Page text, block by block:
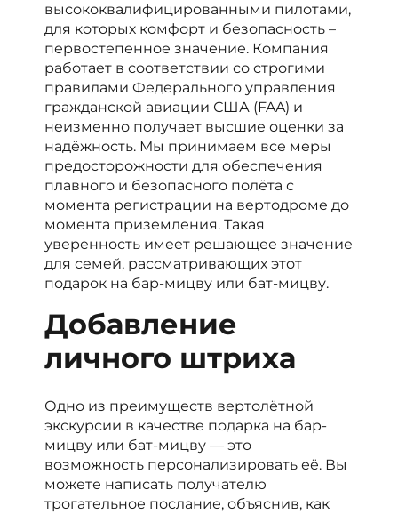
высококвалифицированными пилотами,
для которых комфорт и безопасность –
первостепенное значение. Компания
работает в соответствии со строгими
правилами Федерального управления
гражданской авиации США (FAA) и
неизменно получает высшие оценки за
надёжность. Мы принимаем все меры
предосторожности для обеспечения
плавного и безопасного полёта с
момента регистрации на вертодроме до
момента приземления. Такая
уверенность имеет решающее значение
для семей, рассматривающих этот
подарок на бар-мицву или бат-мицву.
Добавление
личного штриха
Одно из преимуществ вертолётной
экскурсии в качестве подарка на бар-
мицву или бат-мицву — это
возможность персонализировать её. Вы
можете написать получателю
трогательное послание, объяснив, как